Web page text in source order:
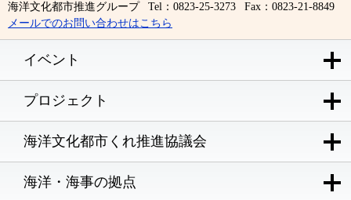
海洋文化都市推進グループ
Tel：0823-25-3273
Fax：0823-21-8849
メールでのお問い合わせはこちら
イベント
プロジェクト
海洋文化都市くれ推進協議会
海洋・海事の拠点